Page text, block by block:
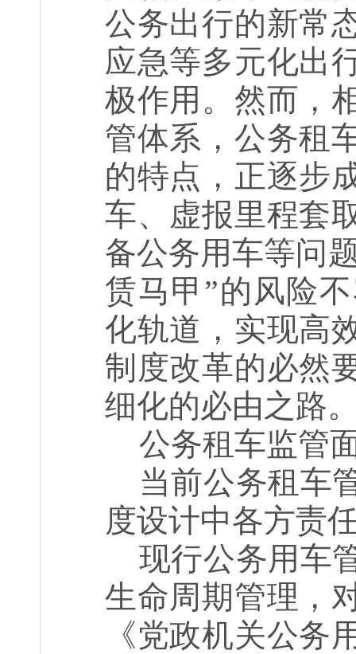
公务出行的新常
应急等多元化出
极作用。然而，
管体系，公务租
的特点，正逐步
车、虚报里程套
备公务用车等问
赁马甲”的风险
化轨道，实现高
制度改革的必然
细化的必由之路
公务租车监管
当前公务租车
度设计中各方责
现行公务用车
生命周期管理，
《党政机关公务